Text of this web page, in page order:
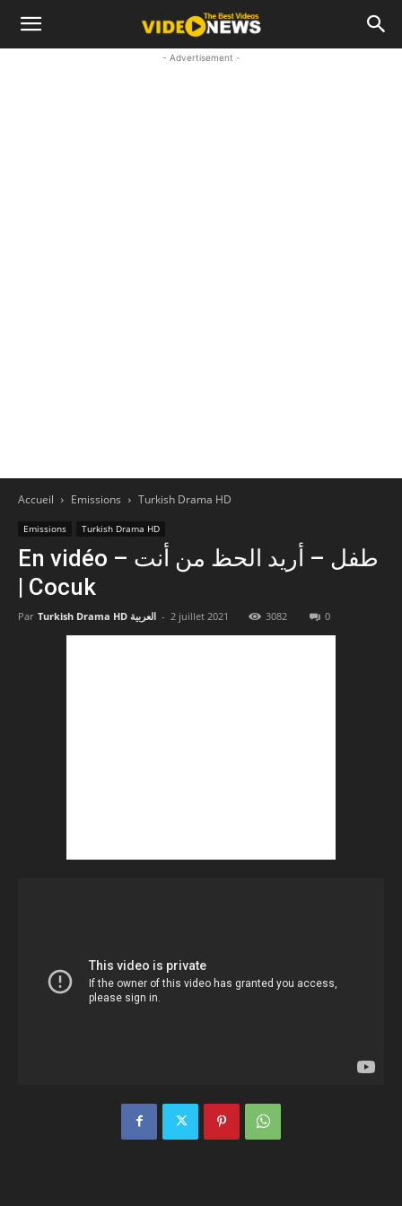
- Advertisement -
Accueil Emissions Turkish Drama HD
Emissions Turkish Drama HD
En vidéo – طفل – أريد الحظ من أنت
| Cocuk
Par Turkish Drama HD العربية - 2 juillet 2021 3082 0